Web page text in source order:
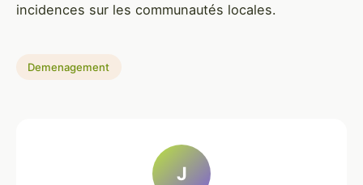
incidences sur les communautés locales.
Demenagement
J